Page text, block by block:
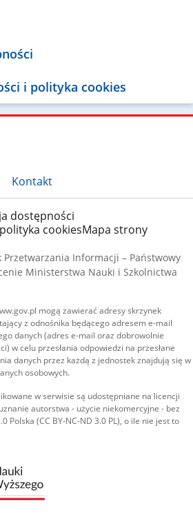
i polityka cookies
Kontakt
dostępności
cookiesMapa strony
Informacji – Państwowy
Ministerstwa Nauki i Szkolnictwa
mogą zawierać adresy skrzynek
z odnośnika będącego adresem e-mail
danych (adres e-mail oraz dobrowolnie
w celu przesłania odpowiedzi na przesłane
danych przez każdą z jednostek znajdują się w
osobowych.
w serwisie są udostępniane na licencji
autorstwa - użycie niekomercyjne - bez
Polska (CC BY-NC-ND 3.0 PL), o ile nie jest to